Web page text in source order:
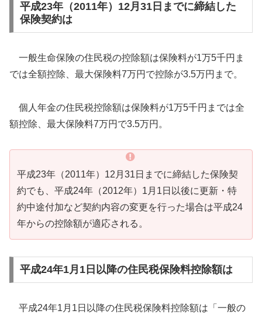
平成23年（2011年）12月31日までに締結した
保険契約は
一般生命保険の住民税の控除額は保険料が1万5千円ま
では全額控除、最大保険料7万円で控除が3.5万円まで。
個人年金の住民税控除額は保険料が1万5千円までは全
額控除、最大保険料7万円で3.5万円。
平成23年（2011年）12月31日までに締結した保険契
約でも、平成24年（2012年）1月1日以後に更新・特
約中途付加など契約内容の変更を行った場合は平成24
年からの控除額が適応される。
平成24年1月1日以降の住民税保険料控除額は
平成24年1月1日以降の住民税保険料控除額は「一般の